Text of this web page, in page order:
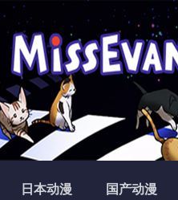
日本动漫 国产动漫